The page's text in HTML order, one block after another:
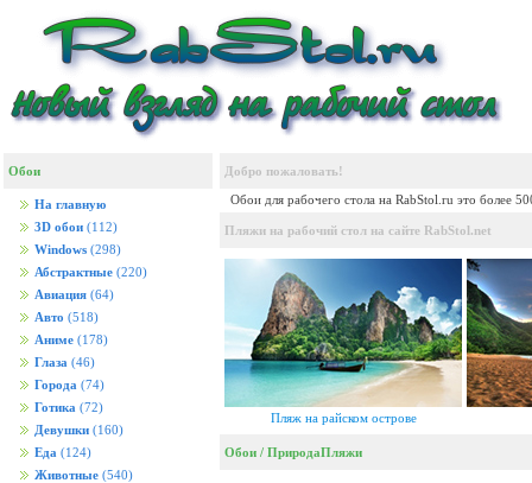
Обои
На главную
3D обои (112)
Windows (298)
Абстрактные (220)
Авиация (64)
Авто (518)
Аниме (178)
Глаза (46)
Города (74)
Готика (72)
Девушки (160)
Еда (124)
Животные (540)
Добро пожаловать!
Обои для рабочего стола на RabStol.ru это более
Пляжи на рабочий стол на сайте RabStol.net
Пляж на райском острове
Обои / ПриродаПляжи